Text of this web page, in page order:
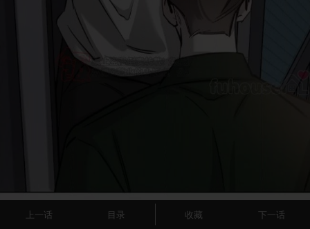
上一话 目录 收藏 下一话